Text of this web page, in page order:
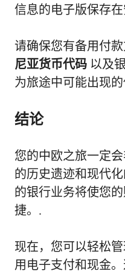
信息的电子版保存
请确保您有备用付
尼亚货币代码 以及
为旅途中可能出现
结论
您的中欧之旅一定
的历史遗迹和现代
的银行业务将使您
捷。.
现在，您可以轻松
用电子支付和现金